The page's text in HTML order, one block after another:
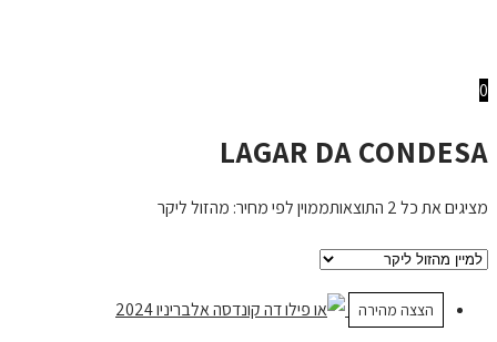
0
LAGAR DA CONDESA
מציגים את כל ⁦2⁩ התוצאות ממוין לפי מחיר: מהזול ליקר
הצצה מהירה